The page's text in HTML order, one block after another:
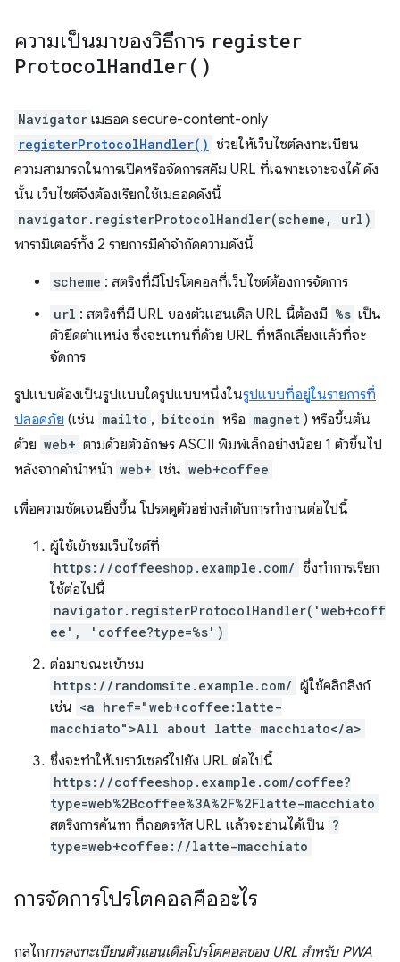
ความเป็นมาของวิธีการ register
ProtocolHandler( )
Navigator เมธอด secure-content-only
registerProtocolHandler() ช่วยให้เว็บไซต์ลงทะเบียน
ความสามารถในการเปิดหรือจัดการสคีม URL ที่เฉพาะเจาะจงได้ ดัง
นั้น เว็บไซต์จึงต้องเรียกใช้เมธอดดังนี้
navigator.registerProtocolHandler(scheme, url)
พารามิเตอร์ทั้ง 2 รายการมีคำจำกัดความดังนี้
scheme : สตริงที่มีโปรโตคอลที่เว็บไซต์ต้องการจัดการ
url : สตริงที่มี URL ของตัวแฮนเดิล URL นี้ต้องมี %s เป็น
ตัวยึดตำแหน่ง ซึ่งจะแทนที่ด้วย URL ที่หลีกเลี่ยงแล้วที่จะ
จัดการ
รูปแบบต้องเป็นรูปแบบใดรูปแบบหนึ่งในรูปแบบที่อยู่ในรายการที่
ปลอดภัย (เช่น mailto , bitcoin หรือ magnet ) หรือขึ้นต้น
ด้วย web+ ตามด้วยตัวอักษร ASCII พิมพ์เล็กอย่างน้อย 1 ตัวขึ้นไป
หลังจากคำนำหน้า web+ เช่น web+coffee
เพื่อความชัดเจนยิ่งขึ้น โปรดดูตัวอย่างลำดับการทำงานต่อไปนี้
ผู้ใช้เข้าชมเว็บไซต์ที่
https://coffeeshop.example.com/ ซึ่งทำการเรียก
ใช้ต่อไปนี้
navigator.registerProtocolHandler('web+coff
ee', 'coffee?type=%s')
ต่อมาขณะเข้าชม
https://randomsite.example.com/ ผู้ใช้คลิกลิงก์
เช่น <a href="web+coffee:latte-
macchiato">All about latte macchiato</a>
ซึ่งจะทำให้เบราว์เซอร์ไปยัง URL ต่อไปนี้
https://coffeeshop.example.com/coffee?
type=web%2Bcoffee%3A%2F%2Flatte-macchiato
สตริงการค้นหา ที่ถอดรหัส URL แล้วจะอ่านได้เป็น ?
type=web+coffee://latte-macchiato
การจัดการโปรโตคอลคืออะไร
กลไกการลงทะเบียนตัวแฮนเดิลโปรโตคอลของ URL สําหรับ PWA